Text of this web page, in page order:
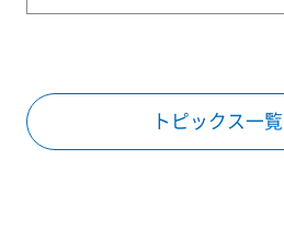
トピックス一